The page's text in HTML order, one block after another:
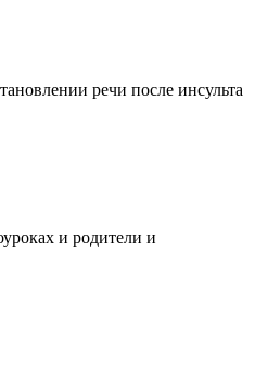
речи после инсульта
и родители и